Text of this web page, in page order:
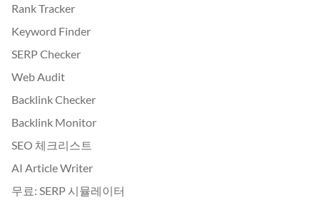
Rank Tracker
Keyword Finder
SERP Checker
Web Audit
Backlink Checker
Backlink Monitor
SEO 체크리스트
AI Article Writer
무료: SERP 시뮬레이터